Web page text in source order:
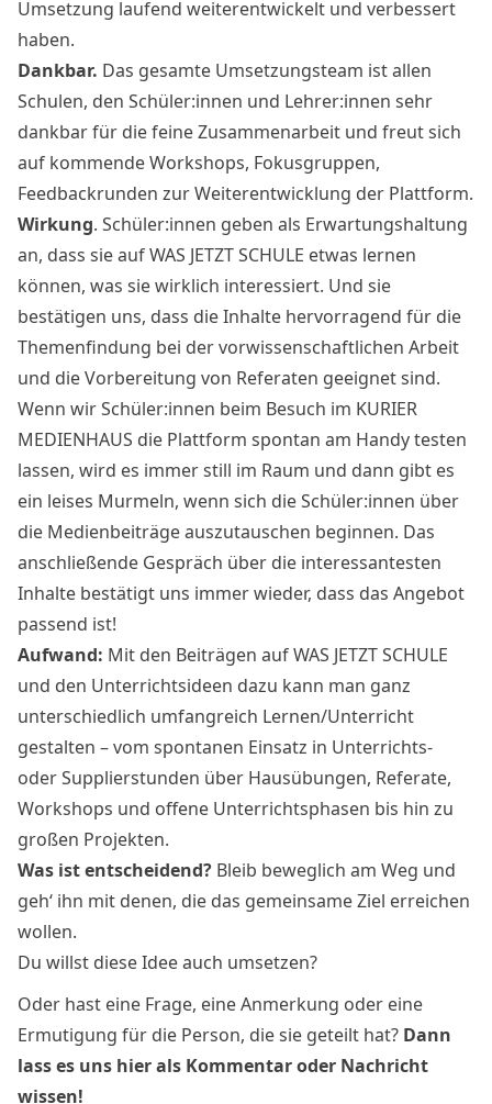
Umsetzung laufend weiterentwickelt und verbessert
haben.
Dankbar. Das gesamte Umsetzungsteam ist allen
Schulen, den Schüler:innen und Lehrer:innen sehr
dankbar für die feine Zusammenarbeit und freut sich
auf kommende Workshops, Fokusgruppen,
Feedbackrunden zur Weiterentwicklung der Plattform.
Wirkung. Schüler:innen geben als Erwartungshaltung
an, dass sie auf WAS JETZT SCHULE etwas lernen
können, was sie wirklich interessiert. Und sie
bestätigen uns, dass die Inhalte hervorragend für die
Themenfindung bei der vorwissenschaftlichen Arbeit
und die Vorbereitung von Referaten geeignet sind.
Wenn wir Schüler:innen beim Besuch im KURIER
MEDIENHAUS die Plattform spontan am Handy testen
lassen, wird es immer still im Raum und dann gibt es
ein leises Murmeln, wenn sich die Schüler:innen über
die Medienbeiträge auszutauschen beginnen. Das
anschließende Gespräch über die interessantesten
Inhalte bestätigt uns immer wieder, dass das Angebot
passend ist!
Aufwand: Mit den Beiträgen auf WAS JETZT SCHULE
und den Unterrichtsideen dazu kann man ganz
unterschiedlich umfangreich Lernen/Unterricht
gestalten – vom spontanen Einsatz in Unterrichts-
oder Supplierstunden über Hausübungen, Referate,
Workshops und offene Unterrichtsphasen bis hin zu
großen Projekten.
Was ist entscheidend? Bleib beweglich am Weg und
geh‘ ihn mit denen, die das gemeinsame Ziel erreichen
wollen.
Du willst diese Idee auch umsetzen?
Oder hast eine Frage, eine Anmerkung oder eine
Ermutigung für die Person, die sie geteilt hat? Dann
lass es uns hier als Kommentar oder Nachricht
wissen!